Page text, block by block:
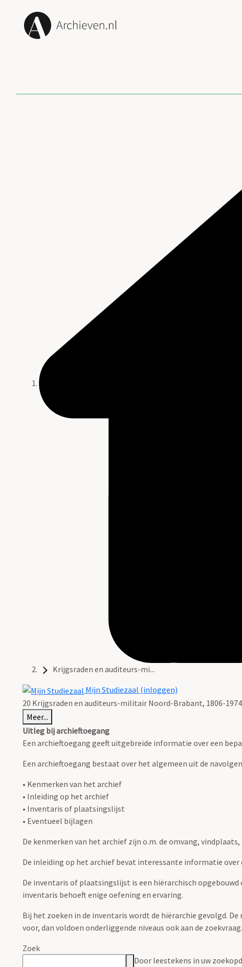
Krijgsraden en auditeurs-mi...
Mijn Studiezaal (inloggen)
20 Krijgsraden en auditeurs-militair Noord-Brabant, 1806-
Meer...
Uitleg bij archieftoegang
Een archieftoegang geeft uitgebreide informatie over een
Een archieftoegang bestaat over het algemeen uit de
• Kenmerken van het archief
• Inleiding op het archief
• Inventaris of plaatsingslijst
• Eventueel bijlagen
De kenmerken van het archief zijn o.m. de omvang,
De inleiding op het archief bevat interessante informatie
De inventaris of plaatsingslijst is een hiërarchisch
inventaris behoeft enige oefening en ervaring.
Bij het zoeken in de inventaris wordt de hiërarchie gevolgd.
voor, dan voldoen onderliggende niveaus ook aan de zoekvraag.
Zoek
Door leestekens in uw